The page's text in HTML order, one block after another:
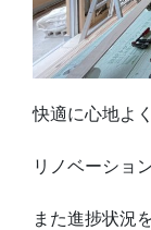
快適に心地よ
リノベーショ
また進捗状況